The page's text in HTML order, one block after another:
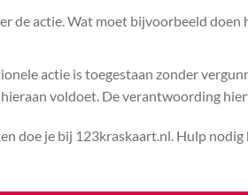
de actie. Wat moet bijvoorbeeld
actie is toegestaan zonder
voldoet. De verantwoording
doe je bij 123kraskaart.nl. Hulp